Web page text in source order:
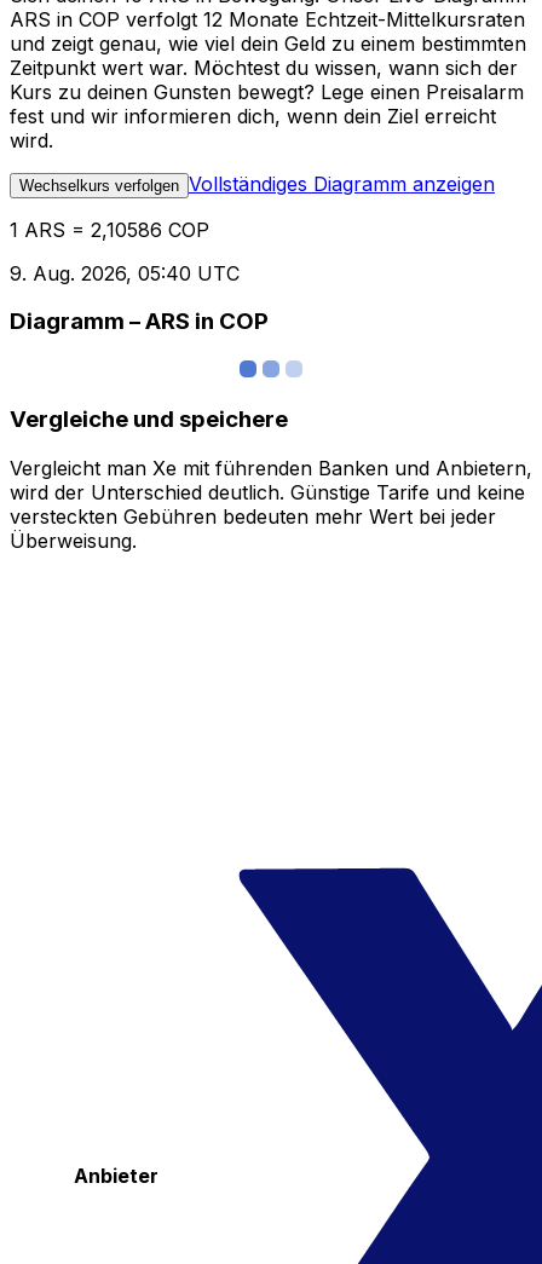
ARS in COP verfolgt 12 Monate Echtzeit-Mittelkursraten
und zeigt genau, wie viel dein Geld zu einem bestimmten
Zeitpunkt wert war. Möchtest du wissen, wann sich der
Kurs zu deinen Gunsten bewegt? Lege einen Preisalarm
fest und wir informieren dich, wenn dein Ziel erreicht
wird.
Wechselkurs verfolgen Vollständiges Diagramm anzeigen
1 ARS = 2,10586 COP
9. Aug. 2026, 05:40 UTC
Diagramm – ARS in COP
Vergleiche und speichere
Vergleicht man Xe mit führenden Banken und Anbietern,
wird der Unterschied deutlich. Günstige Tarife und keine
versteckten Gebühren bedeuten mehr Wert bei jeder
Überweisung.
Anbieter